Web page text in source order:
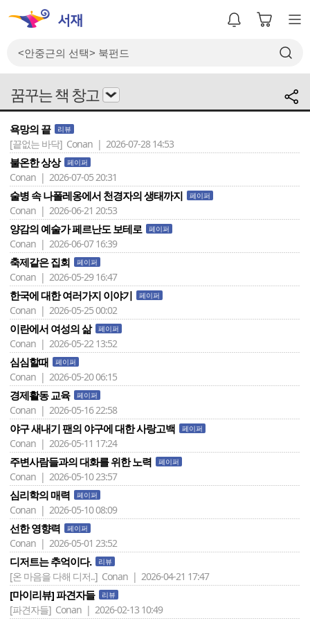
꿈꾸는 책 창고
욕망의 끝 리뷰
[끝없는 바닥] Conan | 2026-07-28 14:53
불온한 상상 페이퍼
Conan | 2026-07-05 20:31
술병 속 나폴레옹에서 천경자의 생태까지 페이퍼
Conan | 2026-06-21 20:53
양감의 예술가 페르난도 보테로 페이퍼
Conan | 2026-06-07 16:39
축제같은 집회 페이퍼
Conan | 2026-05-29 16:47
한국에 대한 여러가지 이야기 페이퍼
Conan | 2026-05-25 00:02
이란에서 여성의 삶 페이퍼
Conan | 2026-05-22 13:52
심심할때 페이퍼
Conan | 2026-05-20 06:15
경제활동 교육 페이퍼
Conan | 2026-05-16 22:58
야구 새내기 팬의 야구에 대한 사랑고백 페이퍼
Conan | 2026-05-11 17:24
주변사람들과의 대화를 위한 노력 페이퍼
Conan | 2026-05-10 23:57
심리학의 매력 페이퍼
Conan | 2026-05-10 08:09
선한 영향력 페이퍼
Conan | 2026-05-01 23:52
디저트는 추억이다. 리뷰
[온 마음을 다해 디저..] Conan | 2026-04-21 17:47
[마이리뷰] 파견자들 리뷰
[파견자들] Conan | 2026-02-13 10:49